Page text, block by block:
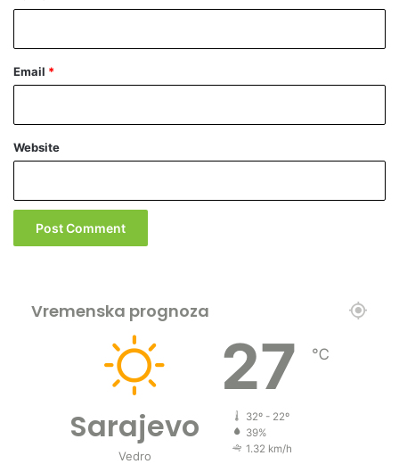
ć
e
Email *
Website
Vremenska prognoza
Sarajevo
Vedro
27 ℃
32º - 22º
39%
1.32 km/h